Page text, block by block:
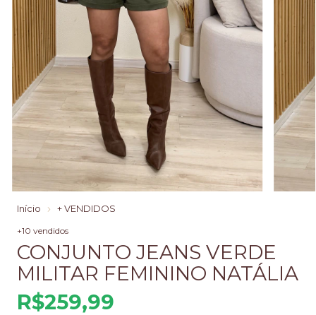
Início + VENDIDOS
+10 vendidos
CONJUNTO JEANS VERDE
MILITAR FEMININO NATÁLIA
R$259,99